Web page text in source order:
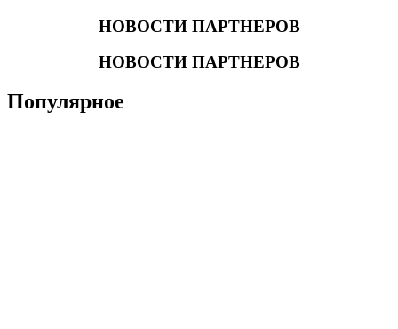
НОВОСТИ ПАРТНЕРОВ
НОВОСТИ ПАРТНЕРОВ
Популярное